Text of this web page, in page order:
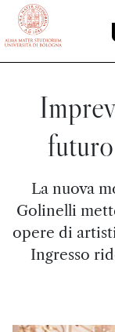
vai al contenuto
La nuova
Golinelli
opere di
Ingresso